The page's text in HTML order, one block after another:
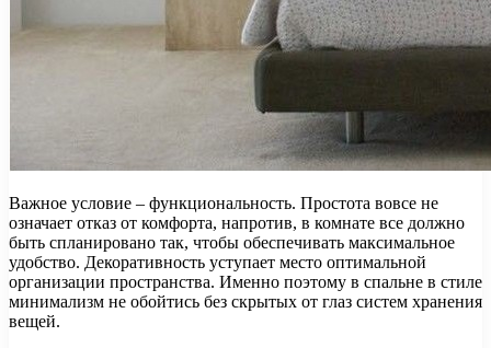
Важное условие – функциональность. Простота вовсе не
означает отказ от комфорта, напротив, в комнате все должно
быть спланировано так, чтобы обеспечивать максимальное
удобство. Декоративность уступает место оптимальной
организации пространства. Именно поэтому в спальне в стиле
минимализм не обойтись без скрытых от глаз систем хранения
вещей.